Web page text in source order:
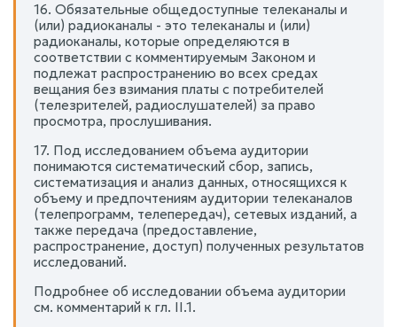
16. Обязательные общедоступные телеканалы и
(или) радиоканалы - это телеканалы и (или)
радиоканалы, которые определяются в
соответствии с комментируемым Законом и
подлежат распространению во всех средах
вещания без взимания платы с потребителей
(телезрителей, радиослушателей) за право
просмотра, прослушивания.
17. Под исследованием объема аудитории
понимаются систематический сбор, запись,
систематизация и анализ данных, относящихся к
объему и предпочтениям аудитории телеканалов
(телепрограмм, телепередач), сетевых изданий, а
также передача (предоставление,
распространение, доступ) полученных результатов
исследований.
Подробнее об исследовании объема аудитории
см. комментарий к гл. II.1.